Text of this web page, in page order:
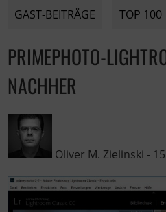
GAST-BEITRÄGE TOP 100
PRIMEPHOTO-
NACHHER
Oliver M. Zielinski -